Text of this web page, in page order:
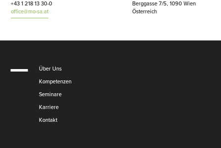
+43 1 218 13 30-0
office@mo-sa.at
Berggasse 7/5, 1090 Wien
Österreich
Über Uns
Kompetenzen
Seminare
Karriere
Kontakt